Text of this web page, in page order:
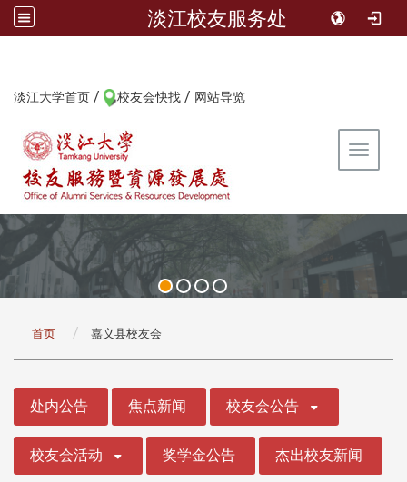
淡江校友服务处
淡江大学首页 / 校友会快找 / 网站导览
Toggle
首页 嘉义县校友会
处内公告 焦点新闻 校友会公告
校友会活动 奖学金公告 杰出校友新闻